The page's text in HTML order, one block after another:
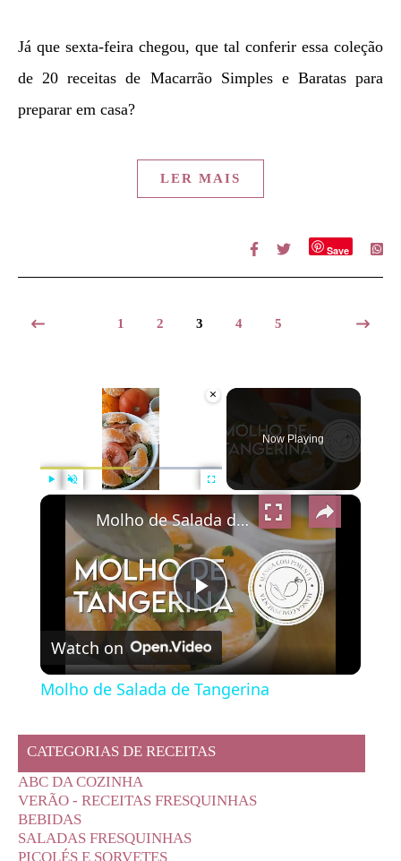
Já que sexta-feira chegou, que tal conferir essa coleção
de 20 receitas de Macarrão Simples e Baratas para
preparar em casa?
LER MAIS
Save
1 2 3 4 5
×
Fullscreen
Now Playing
×
Play
Video
Molho de Salada de Tangerina
Watch on
Molho de Salada de Tangerina
CATEGORIAS DE RECEITAS
ABC DA COZINHA
VERÃO - RECEITAS FRESQUINHAS
BEBIDAS
SALADAS FRESQUINHAS
PICOLÉS E SORVETES